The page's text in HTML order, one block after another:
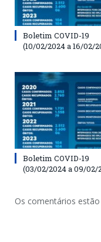
Boletim COVID-19
(10/02/2024 a 16/02/
Boletim COVID-19
(03/02/2024 a 09/02/
Os comentários